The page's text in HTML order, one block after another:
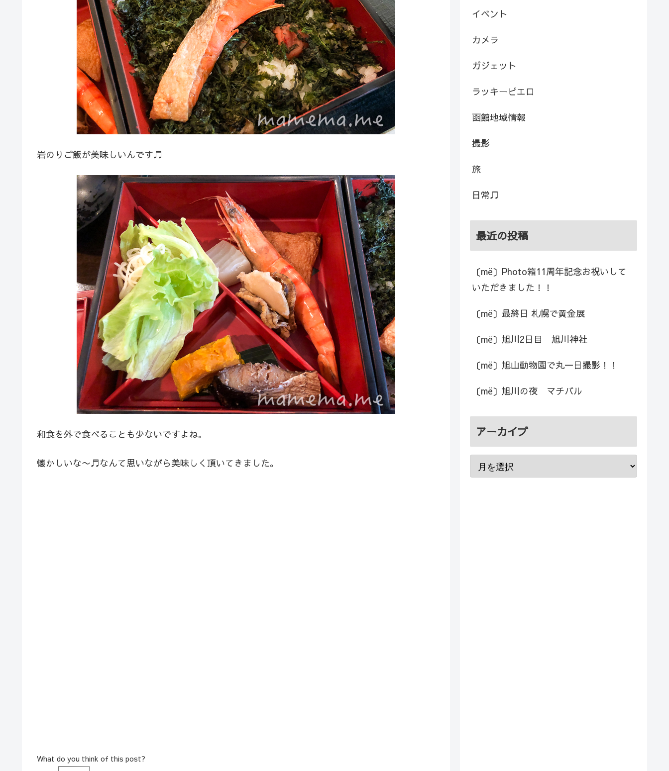
岩のりご飯が美味しいんです♬
和食を外で食べることも少ないですよね。
懐かしいな〜♬なんて思いながら美味しく頂いてきました。
What do you think of this post?
イベント
カメラ
ガジェット
ラッキーピエロ
函館地域情報
撮影
旅
日常♫
最近の投稿
〔më〕Photo箱11周年記念お祝いして
いただきました！！
〔më〕最終日 札幌で黄金展
〔më〕旭川2日目 旭川神社
〔më〕旭山動物園で丸一日撮影！！
〔më〕旭川の夜 マチバル
アーカイブ